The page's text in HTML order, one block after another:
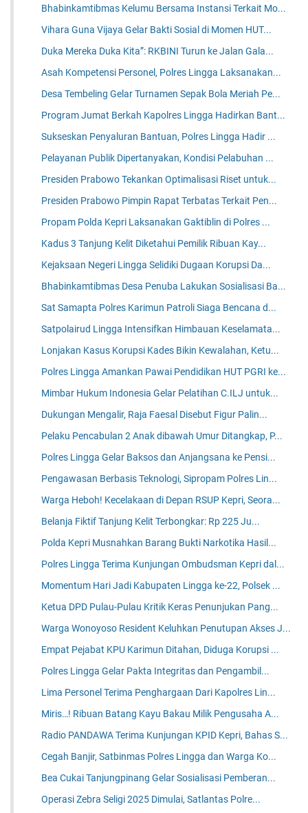
Bhabinkamtibmas Kelumu Bersama Instansi Terkait Mo...
Vihara Guna Vijaya Gelar Bakti Sosial di Momen HUT...
Duka Mereka Duka Kita”: RKBINI Turun ke Jalan Gala...
Asah Kompetensi Personel, Polres Lingga Laksanakan...
Desa Tembeling Gelar Turnamen Sepak Bola Meriah Pe...
Program Jumat Berkah Kapolres Lingga Hadirkan Bant...
Sukseskan Penyaluran Bantuan, Polres Lingga Hadir ...
Pelayanan Publik Dipertanyakan, Kondisi Pelabuhan ...
Presiden Prabowo Tekankan Optimalisasi Riset untuk...
Presiden Prabowo Pimpin Rapat Terbatas Terkait Pen...
Propam Polda Kepri Laksanakan Gaktiblin di Polres ...
Kadus 3 Tanjung Kelit Diketahui Pemilik Ribuan Kay...
Kejaksaan Negeri Lingga Selidiki Dugaan Korupsi Da...
Bhabinkamtibmas Desa Penuba Lakukan Sosialisasi Ba...
Sat Samapta Polres Karimun Patroli Siaga Bencana d...
Satpolairud Lingga Intensifkan Himbauan Keselamata...
Lonjakan Kasus Korupsi Kades Bikin Kewalahan, Ketu...
Polres Lingga Amankan Pawai Pendidikan HUT PGRI ke...
Mimbar Hukum Indonesia Gelar Pelatihan C.ILJ untuk...
Dukungan Mengalir, Raja Faesal Disebut Figur Palin...
Pelaku Pencabulan 2 Anak dibawah Umur Ditangkap, P...
Polres Lingga Gelar Baksos dan Anjangsana ke Pensi...
Pengawasan Berbasis Teknologi, Sipropam Polres Lin...
Warga Heboh! Kecelakaan di Depan RSUP Kepri, Seora...
Belanja Fiktif Tanjung Kelit Terbongkar: Rp 225 Ju...
Polda Kepri Musnahkan Barang Bukti Narkotika Hasil...
Polres Lingga Terima Kunjungan Ombudsman Kepri dal...
Momentum Hari Jadi Kabupaten Lingga ke-22, Polsek ...
Ketua DPD Pulau-Pulau Kritik Keras Penunjukan Pang...
Warga Wonoyoso Resident Keluhkan Penutupan Akses J...
Empat Pejabat KPU Karimun Ditahan, Diduga Korupsi ...
Polres Lingga Gelar Pakta Integritas dan Pengambil...
Lima Personel Terima Penghargaan Dari Kapolres Lin...
Miris…! Ribuan Batang Kayu Bakau Milik Pengusaha A...
Radio PANDAWA Terima Kunjungan KPID Kepri, Bahas S...
Cegah Banjir, Satbinmas Polres Lingga dan Warga Ko...
Bea Cukai Tanjungpinang Gelar Sosialisasi Pemberan...
Operasi Zebra Seligi 2025 Dimulai, Satlantas Polre...